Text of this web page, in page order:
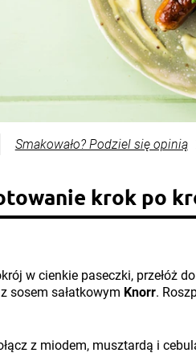
Smakowało? Podziel się opinią
krok po
w cienkie paseczki, przełóż
sosem sałatkowym Knorr.
z miodem, musztardą i